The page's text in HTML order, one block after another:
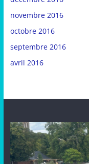
novembre 2016
octobre 2016
septembre 2016
avril 2016